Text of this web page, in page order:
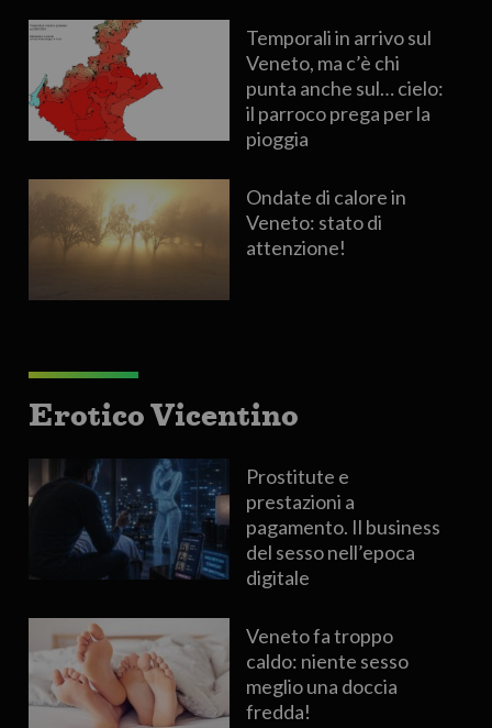
Temporali in arrivo sul
Veneto, ma c’è chi
punta anche sul… cielo:
il parroco prega per la
pioggia
Ondate di calore in
Veneto: stato di
attenzione!
Erotico Vicentino
Prostitute e
prestazioni a
pagamento. Il business
del sesso nell’epoca
digitale
Veneto fa troppo
caldo: niente sesso
meglio una doccia
fredda!